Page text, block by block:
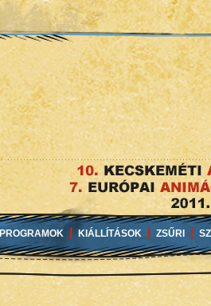
PROGRAMOK KIÁLLÍTÁSOK ZSŰRI